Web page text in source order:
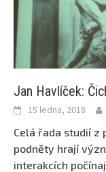
Jan Havlíček:
15 ledna, 2018
Celá řada studií z
podněty hrají
interakcích